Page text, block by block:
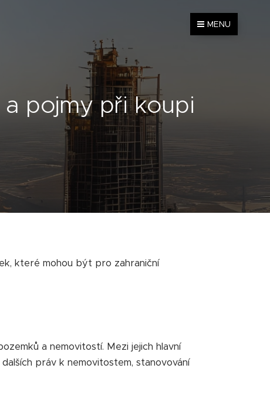
MENU
pojmy při koupi
které mohou být pro zahraniční
a nemovitostí. Mezi jejich hlavní
práv k nemovitostem, stanovování